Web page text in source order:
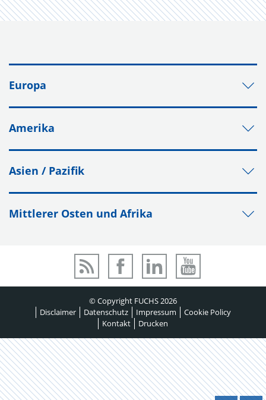
Europa
Amerika
Asien / Pazifik
Mittlerer Osten und Afrika
© Copyright FUCHS 2026
Disclaimer
Datenschutz Impressum
Cookie Policy
Kontakt
Drucken